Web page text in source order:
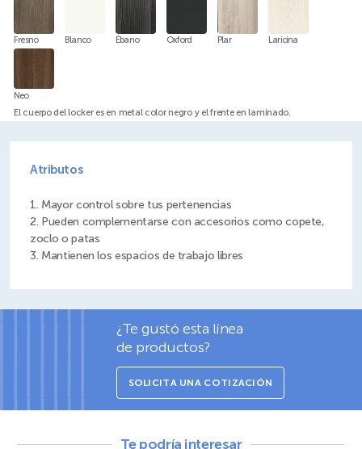
Fresno Blanco Ébano Oxford Plar Laricina
Neo
El cuerpo del locker es en metal color negro y el frente en laminado.
Atributos
2. Pueden complementarse con accesorios como copete,
3. Mantienen los espacios de trabajo libres
¿Te gustó esta línea
de productos?
SOLICITA UNA COTIZACIÓN
Te podría interesar